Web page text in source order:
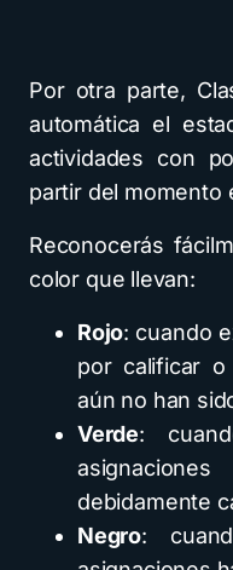
Por otra parte,
automática el
actividades con
partir del momento
Reconocerás
color que llevan:
Rojo: cuando
por calificar o
aún no han
Verde:
debidamente
Negro: